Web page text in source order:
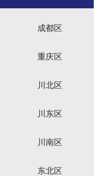
成都区
重庆区
川北区
川东区
川南区
东北区